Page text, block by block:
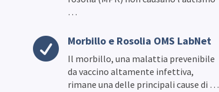
…
 Morbillo e Rosolia OMS LabNet
Il morbillo, una malattia prevenibile
da vaccino altamente infettiva,
rimane una delle principali cause di …